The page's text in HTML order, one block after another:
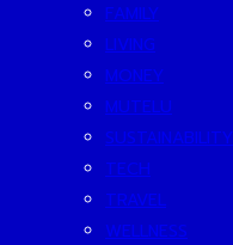
FAMILY
LIVING
MONEY
MUTELU
SUSTAINABILITY
TECH
TRAVEL
WELLNESS